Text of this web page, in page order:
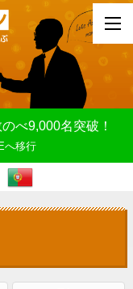
べ9,000名突破！
へ移行